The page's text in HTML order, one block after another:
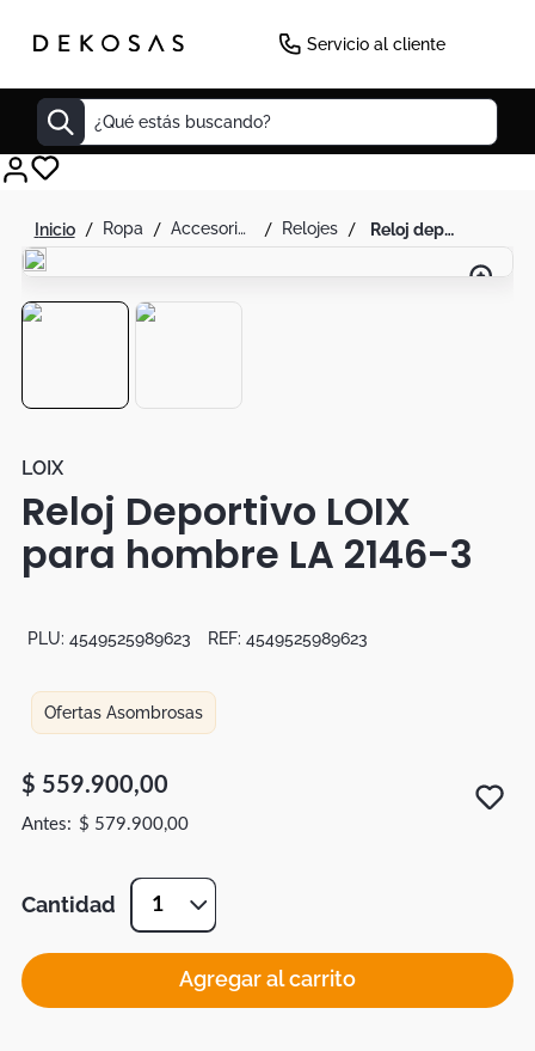
Servicio al cliente
¿Qué estás buscando?
ropa accesorios de moda relojes reloj deportivo loix para hombre la 2146-3
LOIX
Reloj Deportivo LOIX
para hombre LA 2146-3
PLU: 4549525989623 REF: 4549525989623
Ofertas Asombrosas
$ 559.900,00
$ 579.900,00
Cantidad 1
Agregar al carrito
Decoracion
Cuadro
Sillas
Duvet
Dko